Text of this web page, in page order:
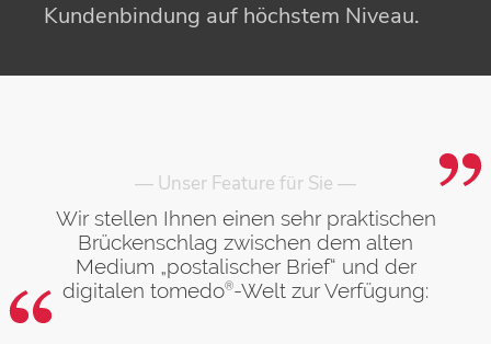
Kundenbindung auf höchstem Niveau.
— Unser Feature für Sie —
Wir stellen Ihnen einen sehr praktischen
Brückenschlag zwischen dem alten
Medium „postalischer Brief“ und der
digitalen tomedo®-Welt zur Verfügung: